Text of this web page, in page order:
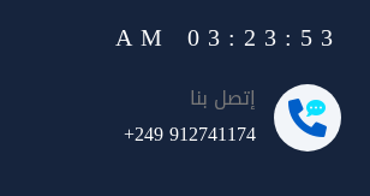
03:23:53 AM
إتصل بنا
+249 912741174